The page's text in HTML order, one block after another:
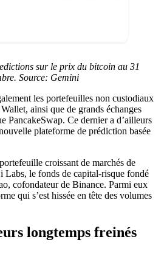
sur le prix du bitcoin au 31
Source: Gemini
les portefeuilles non custodiaux
ainsi que de grands échanges
PancakeSwap. Ce dernier a d’ailleurs
plateforme de prédiction basée
croissant de marchés de
Labs, le fonds de capital-risque fondé
cofondateur de Binance. Parmi eux
qui s’est hissée en tête des volumes
longtemps freinés